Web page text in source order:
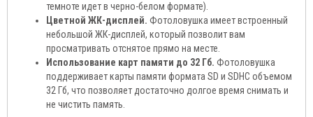
темноте идет в черно-белом формате).
Цветной ЖК-дисплей. Фотоловушка имеет встроенный
небольшой ЖК-дисплей, который позволит вам
просматривать отснятое прямо на месте.
Использование карт памяти до 32 Гб. Фотоловушка
поддерживает карты памяти формата SD и SDHC объемом
32 Гб, что позволяет достаточно долгое время снимать и
не чистить память.